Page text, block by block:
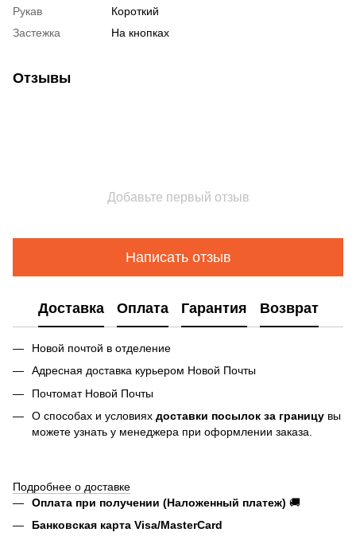
Рукав
Короткий
Застежка
На кнопках
Отзывы
Добавьте первый отзыв
Написать отзыв
Доставка Оплата Гарантия Возврат
Новой почтой в отделение
Адресная доставка курьером Новой Почты
Почтомат Новой Почты
О способах и условиях доставки посылок за границу вы
можете узнать у менеджера при оформлении заказа.
Подробнее о доставке
Оплата при получении (Наложенный платеж) 🚚
Банковская карта Visa/MasterCard